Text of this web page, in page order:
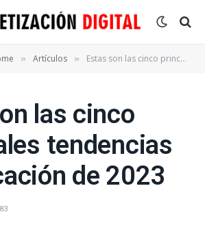
» Artículos » Estas son las cinco principales tendencias en educación de 2023
las cinco
tendencias
de 2023